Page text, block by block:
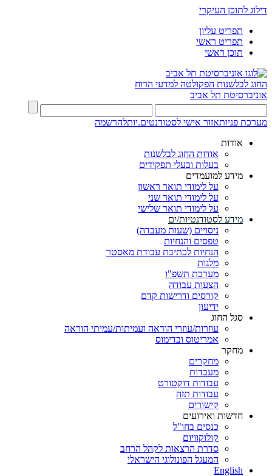
דילוג לתוכן העיקרי
תפריט עליון
תפריט ראשי
תוכן ראשי
החוג לבלשנות הפקולטה למדעי הרוח
אוניברסיטת תל אביב
מערכת פניותאזור אישי לסטודנטים.יותלהרשמה
אודות
אודות החוג לבלשנות
בעלות ובעלי תפקידים
מידע למועמדים
על לימודי תואר ראשון
על לימודי תואר שני
על לימודי תואר שלישי
מידע לסטודנטיות/ים
ניסויים (שעות מעבדה)
טפסים והנחיות
הנחיות לכתיבת עבודת מאסטר
מלגות
מערכת תשפ"ו
הצעות עבודה
קורסים ודרישות קדם
ידיעון
סגל החוג
עוזרות/עוזרי הוראה ועמיתות/עמיתי הוראה
אמריטוס ובדימוס
מחקר
מחקרים
מעבדות
עבודות דוקטורט
עבודות תזה
קישורים
חדשות ואירועים
כנסים בחו"ל
קולוקוויום
סדרת הרצאות לקהל הרחב
המעגל הפונולוגי הישראלי
English